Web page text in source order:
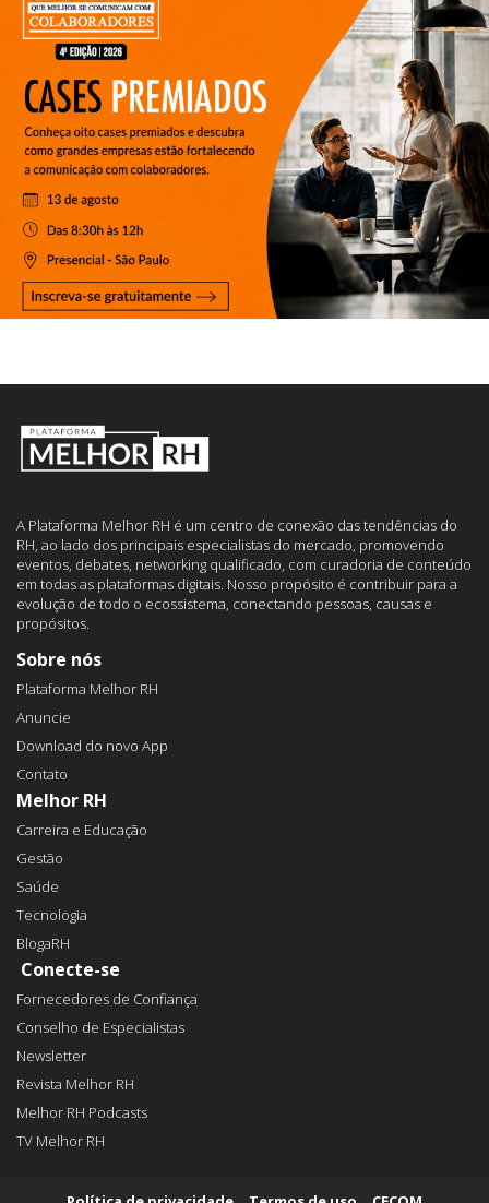
A Plataforma Melhor RH é um centro de conexão das tendências do
RH, ao lado dos principais especialistas do mercado, promovendo
eventos, debates, networking qualificado, com curadoria de conteúdo
em todas as plataformas digitais. Nosso propósito é contribuir para a
evolução de todo o ecossistema, conectando pessoas, causas e
propósitos.
Sobre nós
Plataforma Melhor RH
Anuncie
Download do novo App
Contato
Melhor RH
Carreira e Educação
Gestão
Saúde
Tecnologia
BlogaRH
Conecte-se
Fornecedores de Confiança
Conselho de Especialistas
Newsletter
Revista Melhor RH
Melhor RH Podcasts
TV Melhor RH